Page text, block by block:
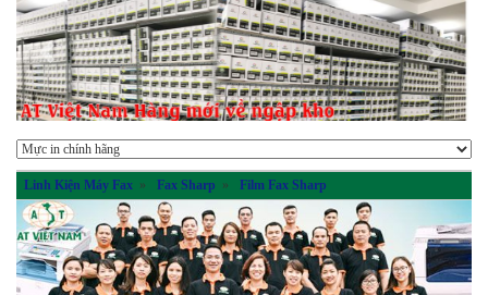
Previous Next
Linh Kiện Máy Fax » Fax Sharp » Film Fax Sharp